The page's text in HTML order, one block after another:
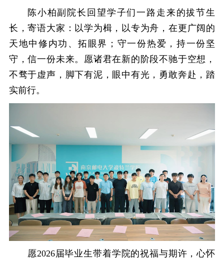
陈小柏副院长回望学子们一路走来的拔节生
长，寄语大家：以学为楫，以专为舟，在更广阔的
天地中修内功、拓眼界；守一份热爱，持一份坚
守，信一份未来。愿诸君在新的阶段不驰于空想，
不骛于虚声，脚下有泥，眼中有光，勇敢奔赴，踏
实前行。
愿2026届毕业生带着学院的祝福与期许，心怀